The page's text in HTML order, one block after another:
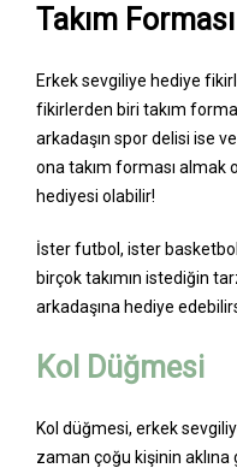
Takım Forması
Erkek sevgiliye hediye
fikirlerden biri takım
arkadaşın spor delisi ise
ona takım forması almak
hediyesi olabilir!
İster futbol, ister
birçok takımın istediğin
arkadaşına hediye
Kol Düğmesi
Kol düğmesi, erkek
zaman çoğu kişinin